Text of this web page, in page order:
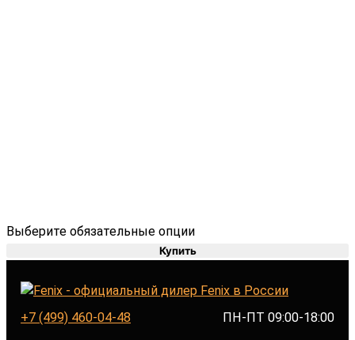
Выберите обязательные опции
Купить
+7 (499) 460-04-48 ПН-ПТ 09:00-18:00